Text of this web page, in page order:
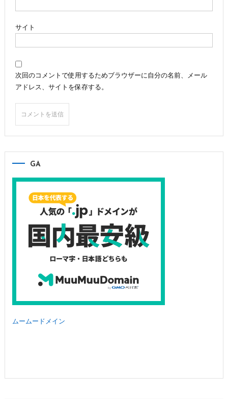
サイト
次回のコメントで使用するためブラウザーに自分の名前、メール
アドレス、サイトを保存する。
GA
ムームードメイン